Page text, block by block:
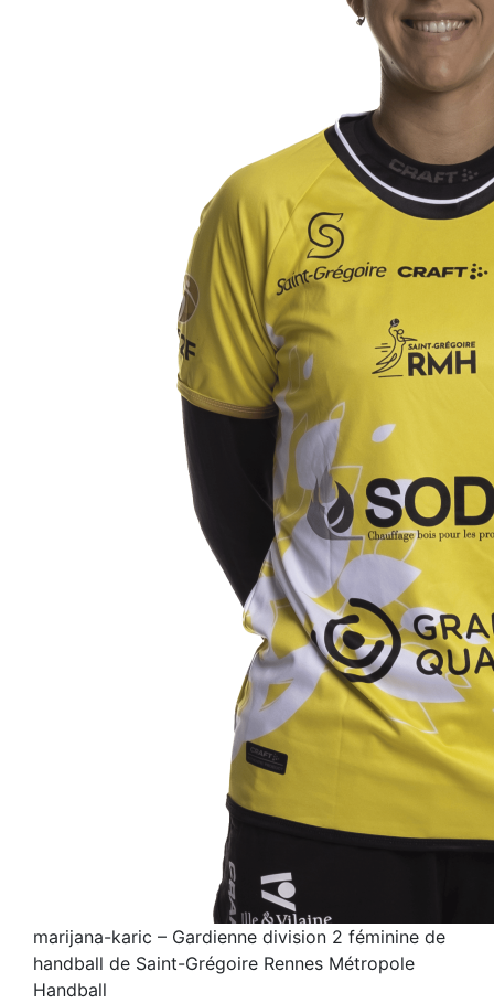
marijana-karic – Gardienne division 2 féminine de
handball de Saint-Grégoire Rennes Métropole
Handball